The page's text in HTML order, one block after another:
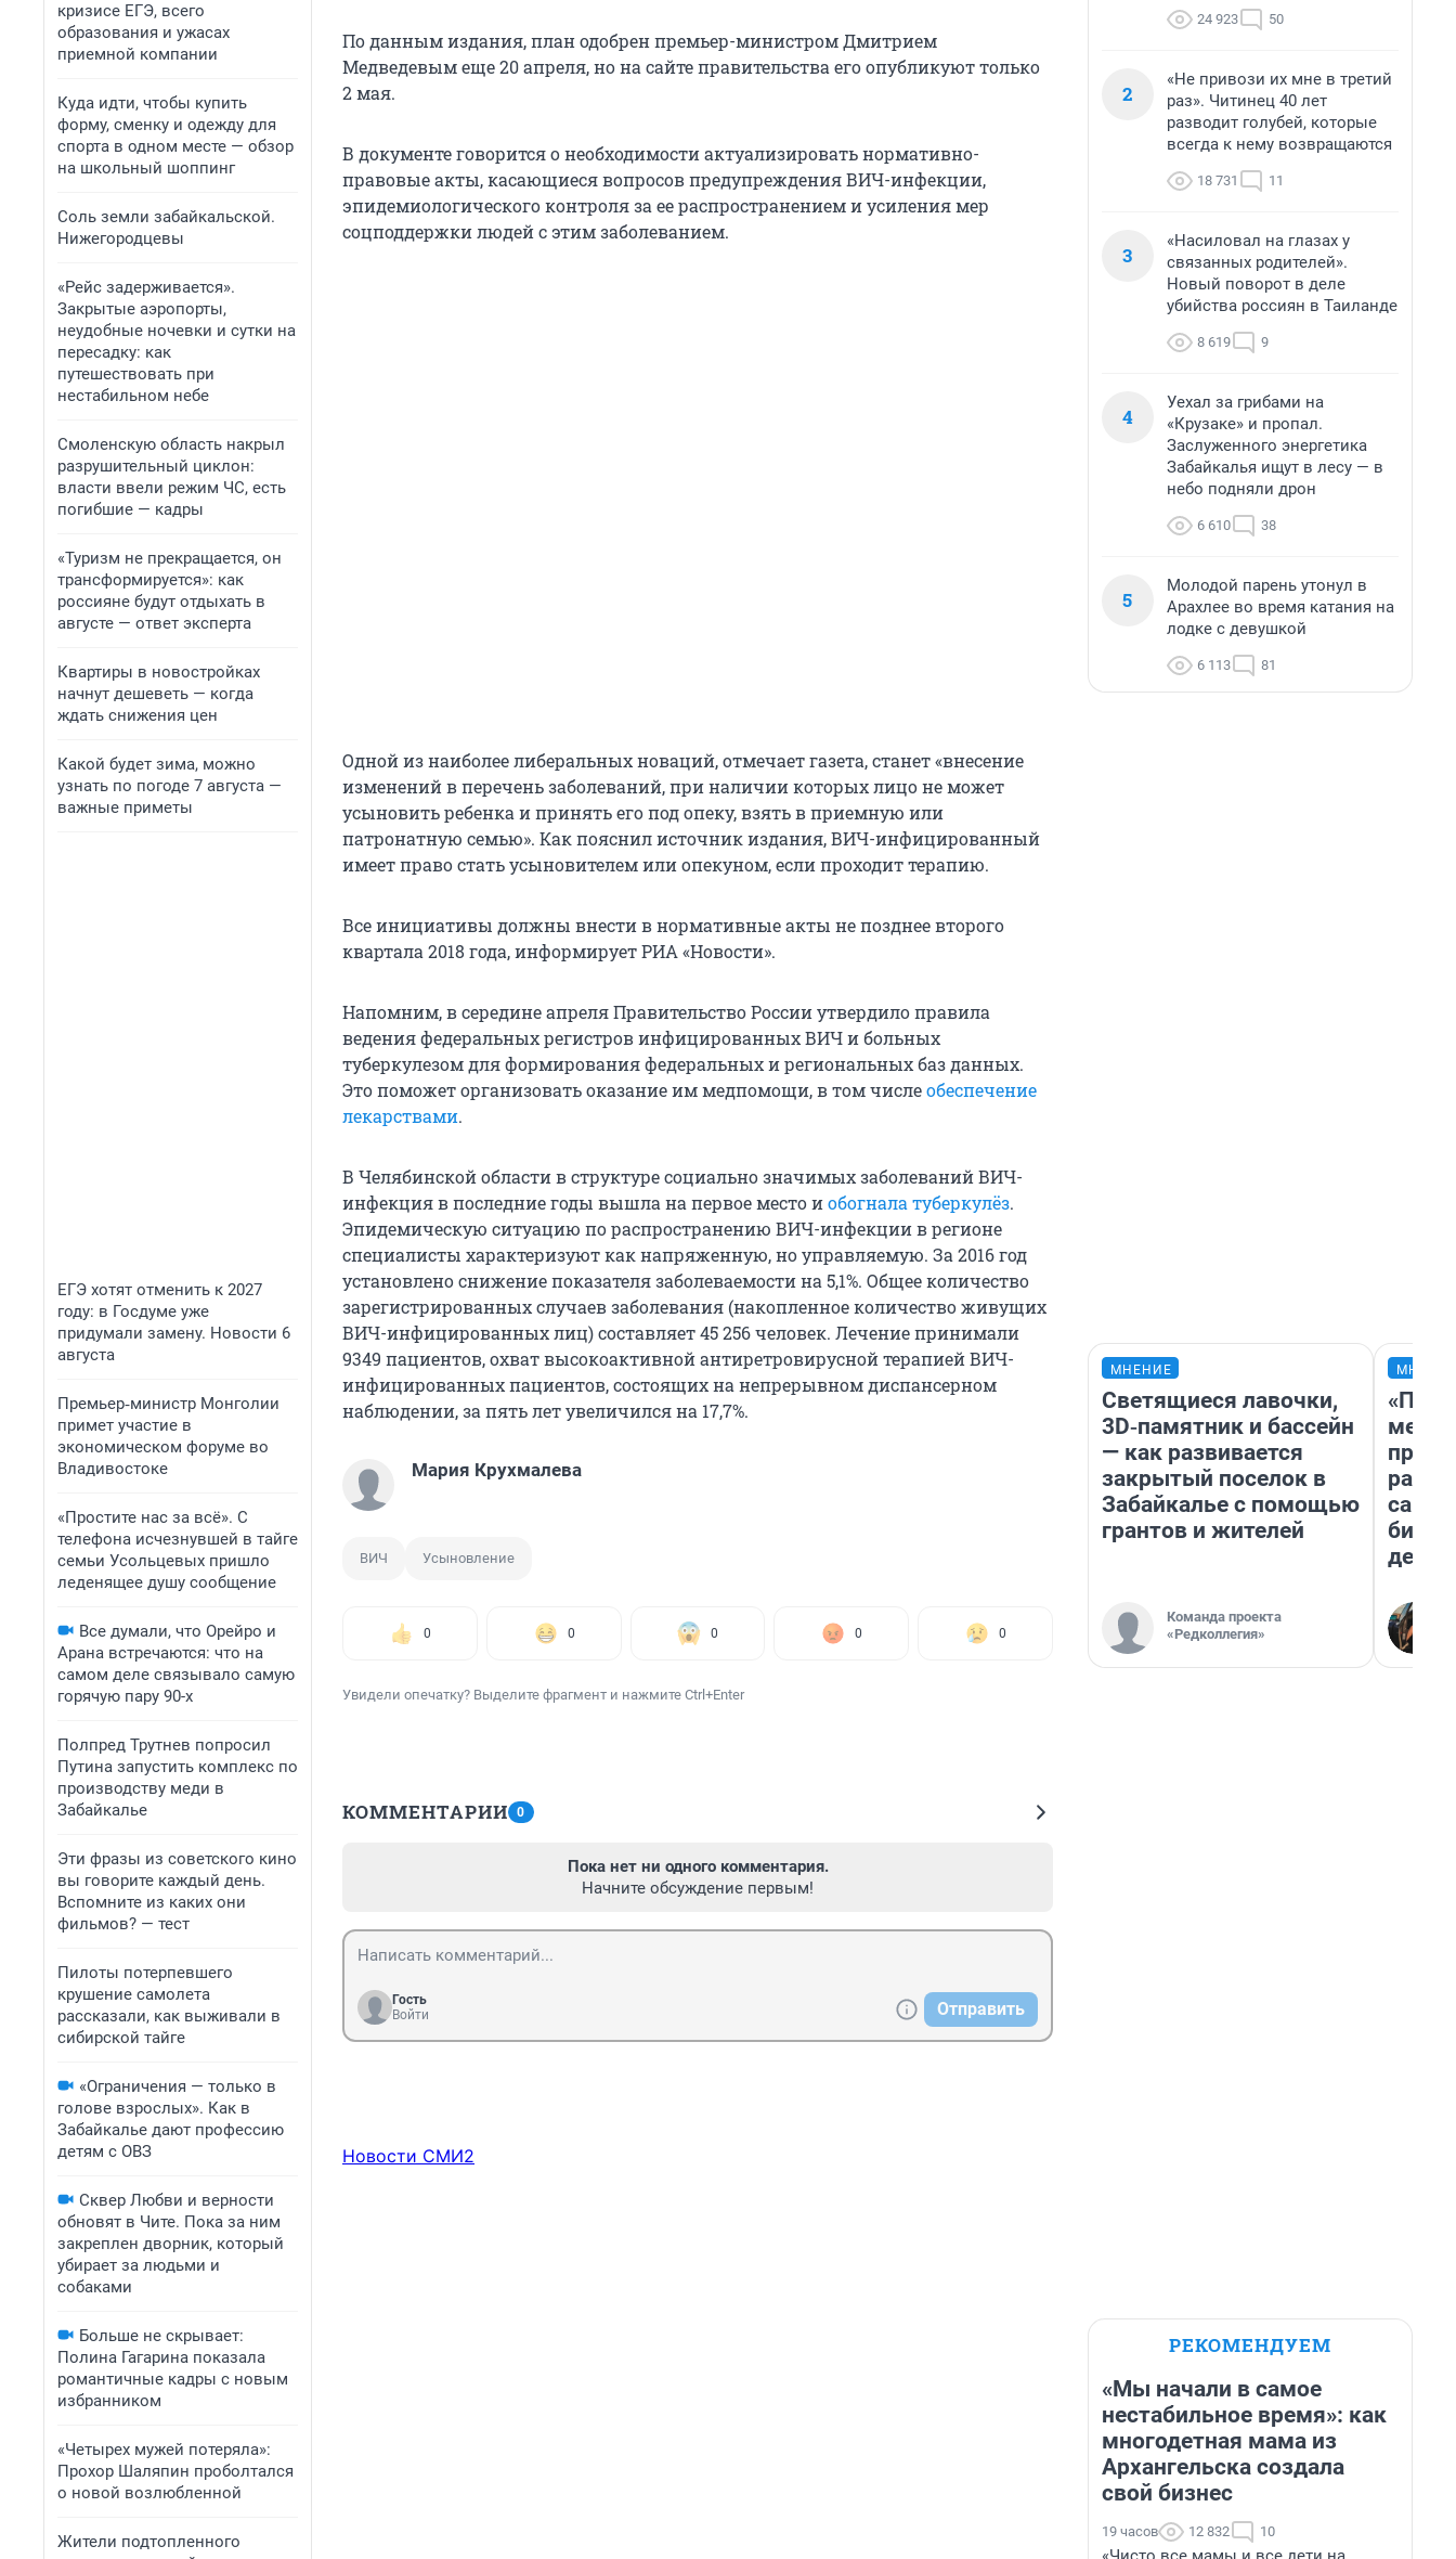
кризисе ЕГЭ, всего
образования и ужасах
приемной компании
Куда идти, чтобы купить
форму, сменку и одежду для
спорта в одном месте — обзор
на школьный шоппинг
Соль земли забайкальской.
Нижегородцевы
«Рейс задерживается».
Закрытые аэропорты,
неудобные ночевки и сутки на
пересадку: как
путешествовать при
нестабильном небе
Смоленскую область накрыл
разрушительный циклон:
власти ввели режим ЧС, есть
погибшие — кадры
«Туризм не прекращается, он
трансформируется»: как
россияне будут отдыхать в
августе — ответ эксперта
Квартиры в новостройках
начнут дешеветь — когда
ждать снижения цен
Какой будет зима, можно
узнать по погоде 7 августа —
важные приметы
ЕГЭ хотят отменить к 2027
году: в Госдуме уже
придумали замену. Новости 6
августа
Премьер‑министр Монголии
примет участие в
экономическом форуме во
Владивостоке
«Простите нас за всё». С
телефона исчезнувшей в тайге
семьи Усольцевых пришло
леденящее душу сообщение
Все думали, что Орейро и
Арана встречаются: что на
самом деле связывало самую
горячую пару 90-х
Полпред Трутнев попросил
Путина запустить комплекс по
производству меди в
Забайкалье
Эти фразы из советского кино
вы говорите каждый день.
Вспомните из каких они
фильмов? — тест
Пилоты потерпевшего
крушение самолета
рассказали, как выживали в
сибирской тайге
«Ограничения — только в
голове взрослых». Как в
Забайкалье дают профессию
детям с ОВЗ
Сквер Любви и верности
обновят в Чите. Пока за ним
закреплен дворник, который
убирает за людьми и
собаками
Больше не скрывает:
Полина Гагарина показала
романтичные кадры с новым
избранником
«Четырех мужей потеряла»:
Прохор Шаляпин проболтался
о новой возлюбленной
Жители подтопленного
По данным издания, план одобрен премьер-министром Дмитрием
Медведевым еще 20 апреля, но на сайте правительства его опубликуют только
2 мая.
В документе говорится о необходимости актуализировать нормативно-
правовые акты, касающиеся вопросов предупреждения ВИЧ-инфекции,
эпидемиологического контроля за ее распространением и усиления мер
соцподдержки людей с этим заболеванием.
Одной из наиболее либеральных новаций, отмечает газета, станет «внесение
изменений в перечень заболеваний, при наличии которых лицо не может
усыновить ребенка и принять его под опеку, взять в приемную или
патронатную семью». Как пояснил источник издания, ВИЧ-инфицированный
имеет право стать усыновителем или опекуном, если проходит терапию.
Все инициативы должны внести в нормативные акты не позднее второго
квартала 2018 года, информирует РИА «Новости».
Напомним, в середине апреля Правительство России утвердило правила
ведения федеральных регистров инфицированных ВИЧ и больных
туберкулезом для формирования федеральных и региональных баз данных.
Это поможет организовать оказание им медпомощи, в том числеобеспечение
лекарствами.
В Челябинской области в структуре социально значимых заболеваний ВИЧ-
инфекция в последние годы вышла на первое место иобогнала туберкулёз.
Эпидемическую ситуацию по распространению ВИЧ-инфекции в регионе
специалисты характеризуют как напряженную, но управляемую. За 2016 год
установлено снижение показателя заболеваемости на 5,1%. Общее количество
зарегистрированных случаев заболевания (накопленное количество живущих
ВИЧ-инфицированных лиц) составляет 45 256 человек. Лечение принимали
9349 пациентов, охват высокоактивной антиретровирусной терапией ВИЧ-
инфицированных пациентов, состоящих на непрерывном диспансерном
наблюдении, за пять лет увеличился на 17,7%.
Мария Крухмалева
ВИЧ Усыновление
0 0 0 0 0
Увидели опечатку? Выделите фрагмент и нажмите Ctrl+Enter
КОММЕНТАРИИ 0
Пока нет ни одного комментария.
Начните обсуждение первым!
Гость
Войти
Отправить
Новости СМИ2
24 923 50
2
«Не привози их мне в третий
раз». Читинец 40 лет
разводит голубей, которые
всегда к нему возвращаются
18 731 11
3
«Насиловал на глазах у
связанных родителей».
Новый поворот в деле
убийства россиян в Таиланде
8 619 9
4
Уехал за грибами на
«Крузаке» и пропал.
Заслуженного энергетика
Забайкалья ищут в лесу — в
небо подняли дрон
6 610 38
5
Молодой парень утонул в
Арахлее во время катания на
лодке с девушкой
6 113 81
МНЕНИЕ
Светящиеся лавочки,
3D‑памятник и бассейн
— как развивается
закрытый поселок в
Забайкалье с помощью
грантов и жителей
Команда проекта
«Редколлегия»
РЕКОМЕНДУЕМ
«Мы начали в самое
нестабильное время»: как
многодетная мама из
Архангельска создала
свой бизнес
19 часов 12 832 10